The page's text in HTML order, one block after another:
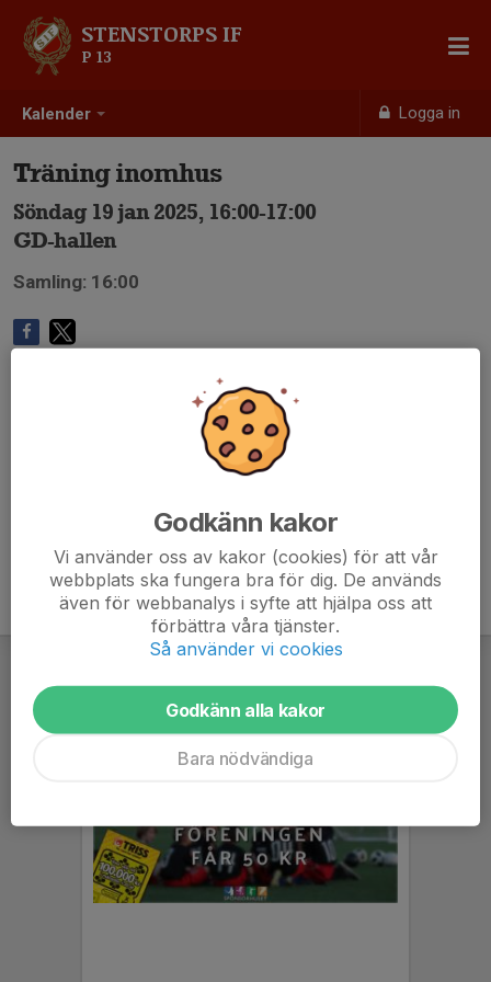
Kalender Logga in
STENSTORPS IF
P 13
Träning inomhus
Söndag 19 jan 2025, 16:00-17:00
GD-hallen
Samling: 16:00
Godkänn kakor
Vi använder oss av kakor (cookies) för att vår
webbplats ska fungera bra för dig. De används
även för webbanalys i syfte att hjälpa oss att
förbättra våra tjänster.
Så använder vi cookies
Godkänn alla kakor
Bara nödvändiga